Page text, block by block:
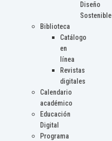
Diseño
Sostenible
Biblioteca
Catálogo
en
línea
Revistas
digitales
Calendario
académico
Educación
Digital
Programa